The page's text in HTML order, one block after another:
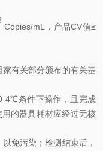
Copies/mL ，产品CV值≤
有关部分颁布的有关基
4℃条件下操作，且完成
的器具耗材应经过无核
以免污染 ；检测结束后，